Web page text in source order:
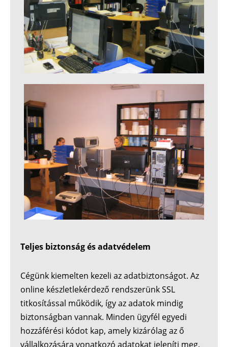
Teljes biztonság és adatvédelem
Cégünk kiemelten kezeli az adatbiztonságot. Az
online készletlekérdező rendszerünk SSL
titkosítással működik, így az adatok mindig
biztonságban vannak. Minden ügyfél egyedi
hozzáférési kódot kap, amely kizárólag az ő
vállalkozására vonatkozó adatokat jeleníti meg.